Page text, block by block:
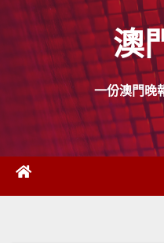
Skip
content
澳
一份澳門